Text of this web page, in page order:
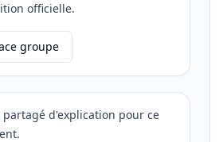
officielle.
groupe
d'explication pour ce